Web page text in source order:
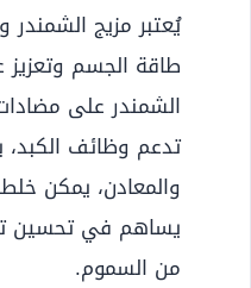
يُعتبر مزيج الشمندر
طاقة الجسم
الشمندر على
تدعم وظائف الكبد،
والمعادن، يمكن
يساهم في تحسين
من السموم.